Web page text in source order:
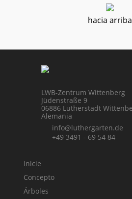
hacia arriba
LWB-Zentrum Wittenberg
Jüdenstraße 9
06886 Lutherstadt
Alemania
info@luthergarten.de
+49 3491 - 69 54 84
Inicie
Concepto
Árboles